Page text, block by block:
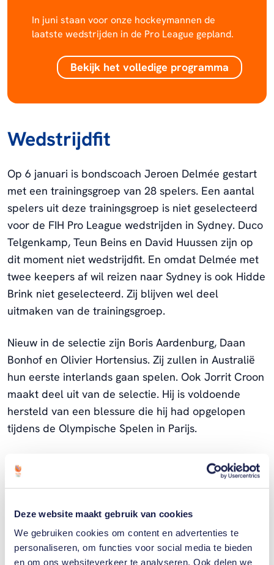
Deze website maakt gebruik van cookies
We gebruiken cookies om content en advertenties te
personaliseren, om functies voor social media te bieden
en om ons websiteverkeer te analyseren. Ook delen we
In juni staan voor onze hockeymannen de
laatste wedstrijden in de Pro League gepland.
Bekijk het volledige programma
Wedstrijdfit
Op 6 januari is bondscoach Jeroen Delmée gestart
met een trainingsgroep van 28 spelers. Een aantal
spelers uit deze trainingsgroep is niet geselecteerd
voor de FIH Pro League wedstrijden in Sydney. Duco
Telgenkamp, Teun Beins en David Huussen zijn op
dit moment niet wedstrijdfit. En omdat Delmée met
twee keepers af wil reizen naar Sydney is ook Hidde
Brink niet geselecteerd. Zij blijven wel deel
uitmaken van de trainingsgroep.
Nieuw in de selectie zijn Boris Aardenburg, Daan
Bonhof en Olivier Hortensius. Zij zullen in Australië
hun eerste interlands gaan spelen. Ook Jorrit Croon
maakt deel uit van de selectie. Hij is voldoende
hersteld van een blessure die hij had opgelopen
tijdens de Olympische Spelen in Parijs.
In de selectie ontbreken Thierry Brinkman, Jip
Janssen, Floris Wortelboer en Lars Balk. Zij zijn
omdat Max de Bie revalideert van een blessure
waarvoor hij na de FIH Pro League in december is
behandeld, maakt ook hij geen deel uit van deze